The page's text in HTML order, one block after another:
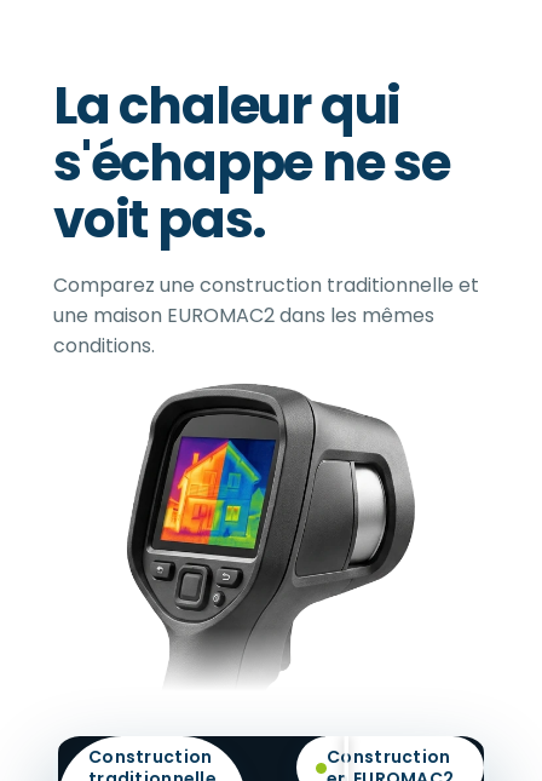
La chaleur qui
s'échappene se
voit pas.
Comparez une construction traditionnelle et
une maison EUROMAC2 dans les mêmes
conditions.
Construction
Construction